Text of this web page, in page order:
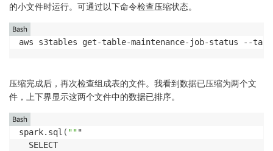
的小文件时运行。可通过以下命令检查压缩状态。
aws s3tables get-table-maintenance-job-status --
Bash
压缩完成后，再次检查组成表的文件。我看到数据已压缩为两个文
件，上下界显示这两个文件中的数据已排序。
spark.sql ( """
  SELECT
Bash